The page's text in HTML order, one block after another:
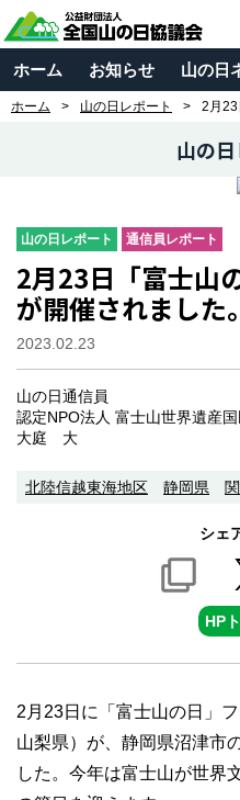
ホーム お知らせ 山の日
ホーム 山の日レポート 2月23
山の
山の日レポート 通信員レポート
2月23日「富士山
が開催されました。
2023.02.23
山の日通信員
認定NPO法人 富士山世界遺産
大庭 大
北陸信越東海地区 静岡県
シェ
HP
2月23日に「富士山の日」
山梨県）が、静岡県沼津市
した。今年は富士山が世界